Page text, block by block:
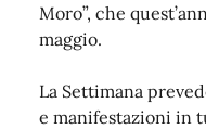
Moro”, che
maggio.
La Settimana
e manifestazioni in